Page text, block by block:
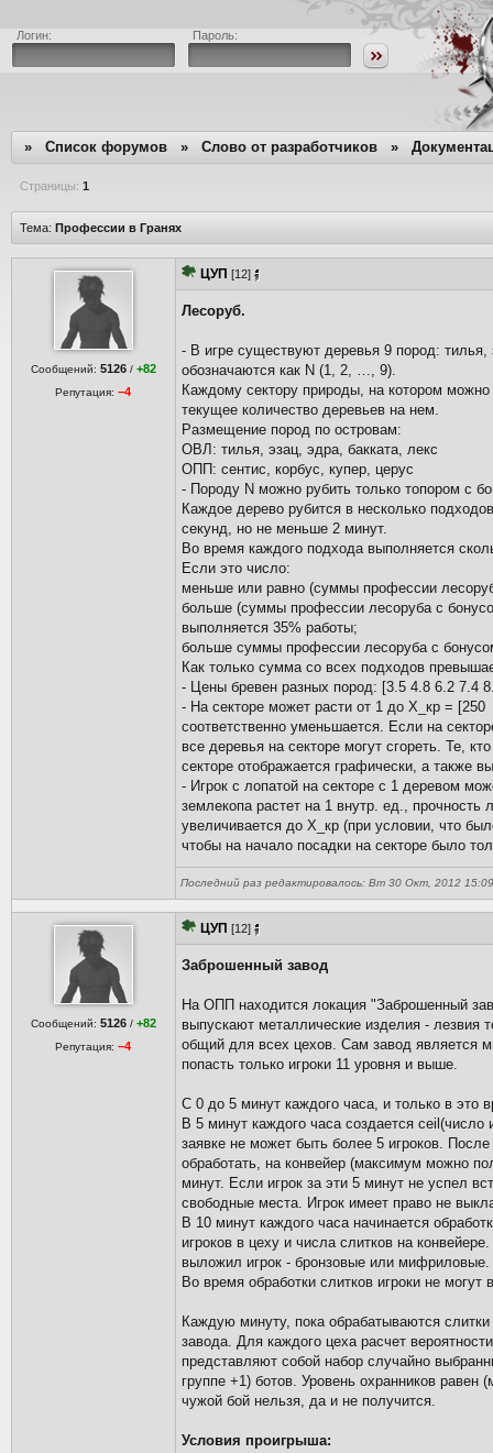
Логин: Пароль:
» Список форумов » Слово от разработчиков »
Страницы: 1
Тема: Профессии в Гранях
Сообщений: 5126 / +82
Репутация:−4
ЦУП [12]
Лесоруб.
- В игре существуют деревья 9 пород:
обозначаются как N (1, 2, …, 9).
Каждому сектору природы, на котором
текущее количество деревьев на нем.
Размещение пород по островам:
ОВЛ: тилья, эзац, эдра, бакката, лекс
ОПП: сентис, корбус, купер, церус
- Породу N можно рубить только топором с
Каждое дерево рубится в несколько
секунд, но не меньше 2 минут.
Во время каждого подхода выполняется
Если это число:
меньше или равно (суммы профессии
больше (суммы профессии лесоруба с
выполняется 35% работы;
больше суммы профессии лесоруба с
Как только сумма со всех подходов
- Цены бревен разных пород: [3.5 4.8 6.2 7.4
- На секторе может расти от 1 до Х_кр =
соответственно уменьшается. Если на
все деревья на секторе могут сгореть. Те,
секторе отображается графически, а также
- Игрок с лопатой на секторе с 1 деревом
землекопа растет на 1 внутр. ед.,
увеличивается до X_кр (при условии, что
чтобы на начало посадки на секторе было
Последний раз редактировалось: Вт 30 Окт, 2012
Сообщений: 5126 / +82
Репутация:−4
ЦУП [12]
Заброшенный завод
На ОПП находится локация "Заброшенный
выпускают металлические изделия - лезвия
общий для всех цехов. Сам завод является
попасть только игроки 11 уровня и выше.
С 0 до 5 минут каждого часа, и только в это
В 5 минут каждого часа создается ceil(число
заявке не может быть более 5 игроков.
обработать, на конвейер (максимум можно
минут. Если игрок за эти 5 минут не успел
свободные места. Игрок имеет право не
В 10 минут каждого часа начинается
игроков в цеху и числа слитков на
выложил игрок - бронзовые или мифриловые.
Во время обработки слитков игроки не могут
Каждую минуту, пока обрабатываются
завода. Для каждого цеха расчет
представляют собой набор случайно
группе +1) ботов. Уровень охранников
чужой бой нельзя, да и не получится.
Условия проигрыша: